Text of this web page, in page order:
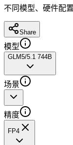
不同模型、硬件配
Share
模型
GLM5/5.1 744B
场景
精度
FP4